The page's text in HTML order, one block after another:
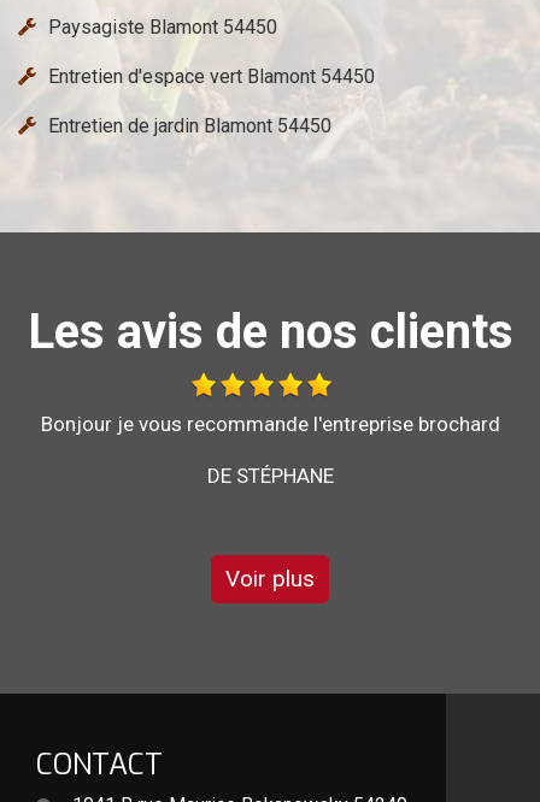
Paysagiste Blamont 54450
Entretien d'espace vert Blamont 54450
Entretien de jardin Blamont 54450
Les avis de nos clients
Au top, je recommande !!
DE ORNELLA
Voir plus
CONTACT